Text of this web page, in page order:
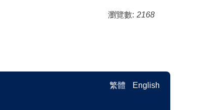
瀏覽數: 2168
繁體 English